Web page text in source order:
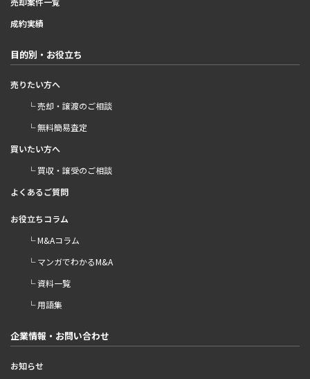
成約実績
目的別・お役立ち
売りたい方へ
└ 売却・譲渡のご相談
└ 無料簡易査定
買いたい方へ
└ 買収・譲受のご相談
よくあるご質問
お役立ちコラム
└ M&Aコラム
└ マンガでわかるM&A
└ 資料一覧
└ 用語集
企業情報・お問い合わせ
お知らせ